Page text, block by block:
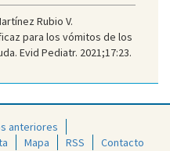
Rubio V.
para los vómitos de los
Evid Pediatr. 2021;17:23.
anteriores
Mapa RSS Contacto